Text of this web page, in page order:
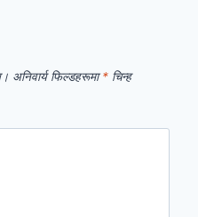
अनिवार्य फिल्डहरूमा* चिन्ह